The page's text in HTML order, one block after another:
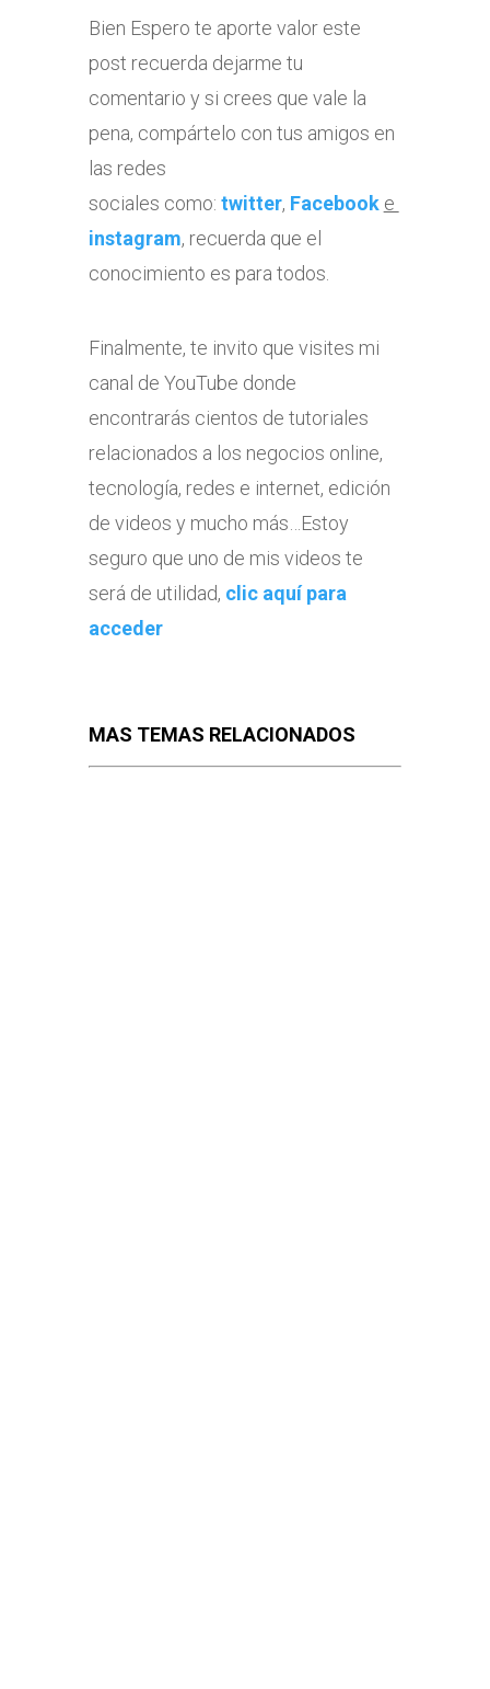
Bien Espero te aporte valor este
post recuerda dejarme tu
comentario y si crees que vale la
pena, compártelo con tus amigos en
las redes
sociales como: twitter, Facebook e
instagram, recuerda que el
conocimiento es para todos.
Finalmente, te invito que visites mi
canal de YouTube donde
encontrarás cientos de tutoriales
relacionados a los negocios online,
tecnología, redes e internet, edición
de videos y mucho más…Estoy
seguro que uno de mis videos te
será de utilidad, clic aquí para
acceder
MAS TEMAS RELACIONADOS